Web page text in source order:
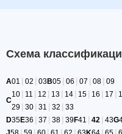
Схема
A01 | 02 | 03B05 | 06 | 07 | 08 | 09
C
10 | 11 | 12 | 13 | 14 | 15 | 16 | 17 |
29 | 30 | 31 | 32 | 33
D35E36 | 37 | 38 | 39F41 | 42 | 43G